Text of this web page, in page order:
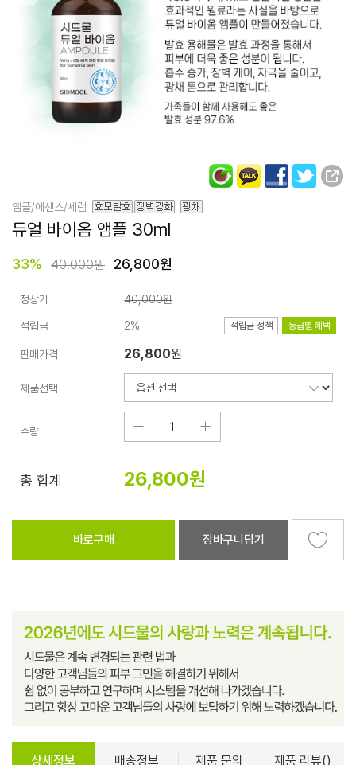
앰플/에센스/세럼
듀얼 바이옴 앰플 30ml
33% 40,000원 26,800원
정상가 40,000원
적립금 2% 적립금 정책 등급별 혜택
판매가격 26,800원
제품선택
수량
총 합계 26,800원
바로구매 장바구니담기
상세정보 배송정보 제품 문의 제품 리뷰()